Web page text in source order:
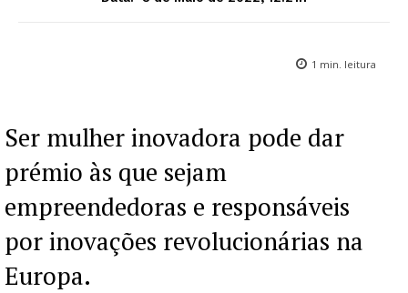
1 min. leitura
Ser mulher inovadora pode dar
prémio às que sejam
empreendedoras e responsáveis
por inovações revolucionárias na
Europa.